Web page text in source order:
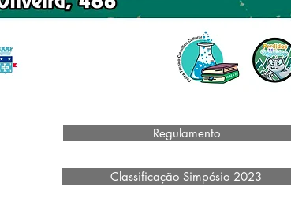
Regulamento
Classificação Simpósio 2023